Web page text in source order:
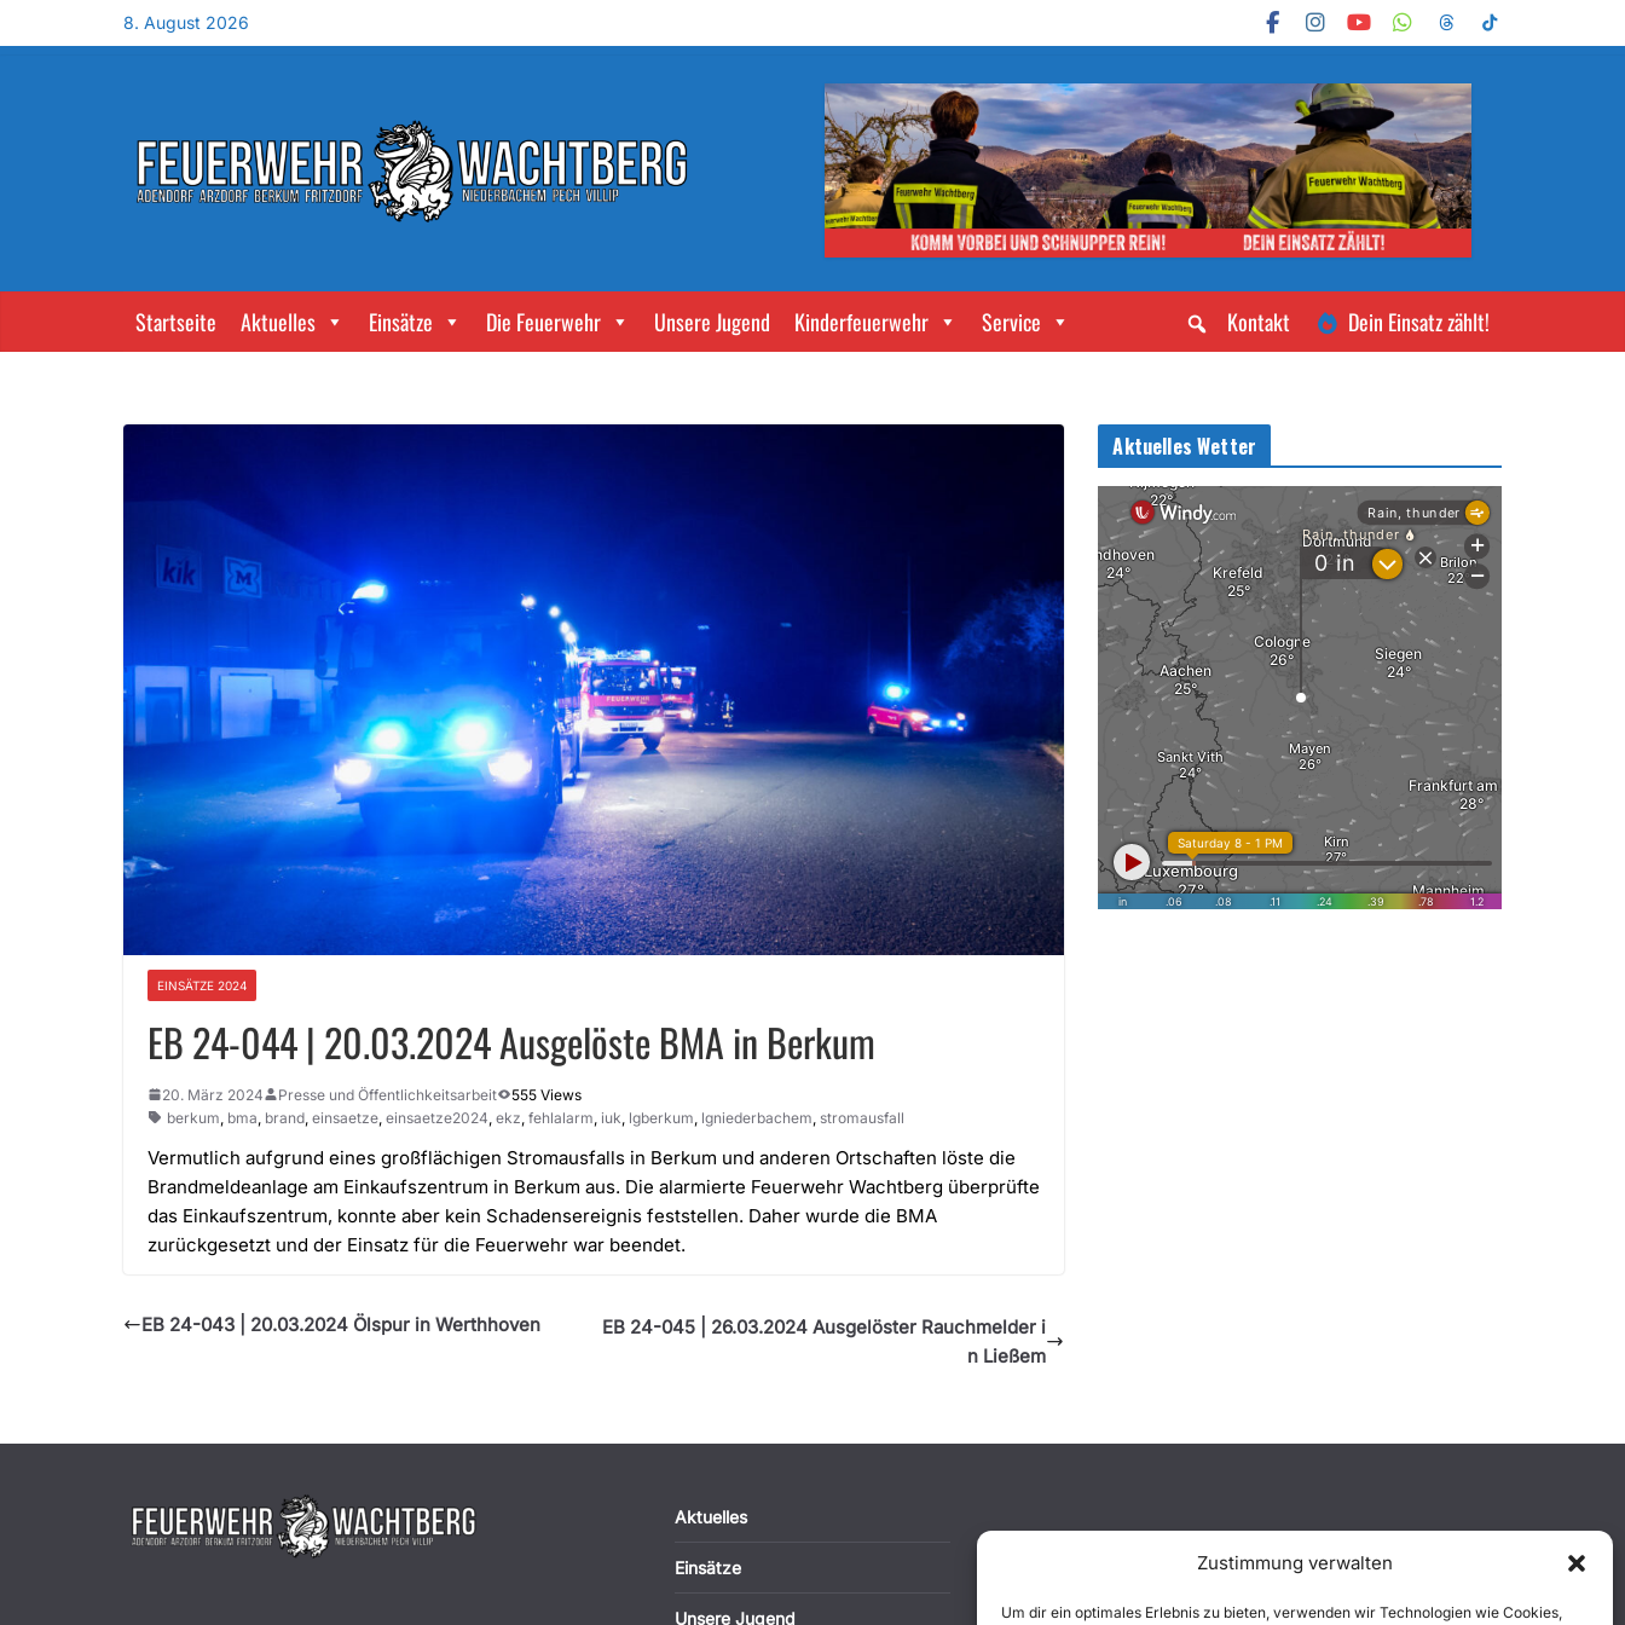
Zustimmung verwalten
Um dir ein optimales Erlebnis zu bieten, verwenden wir Technologien wie Cookies,
8. August 2026
Startseite Aktuelles Einsätze Die Feuerwehr Unsere Jugend Kinderfeuerwehr Service Dein Einsatz zählt!
Kontakt
EINSÄTZE 2024
EB 24-044 | 20.03.2024 Ausgelöste BMA in Berkum
20. März 2024 Presse und Öffentlichkeitsarbeit
555 Views
berkum bma brand einsaetze einsaetze2024 ekz fehlalarm iuk lgberkum lgniederbachem stromausfall
Vermutlich aufgrund eines großflächigen Stromausfalls in Berkum und anderen Ortschaften löste die
Brandmeldeanlage am Einkaufszentrum in Berkum aus. Die alarmierte Feuerwehr Wachtberg überprüfte
das Einkaufszentrum, konnte aber kein Schadensereignis feststellen. Daher wurde die BMA
zurückgesetzt und der Einsatz für die Feuerwehr war beendet.
EB 24-043 | 20.03.2024 Ölspur in Werthhoven
EB 24-045 | 26.03.2024 Ausgelöster Rauchmelder i
n Ließem
Aktuelles Wetter
Aktuelles
Einsätze
Unsere Jugend